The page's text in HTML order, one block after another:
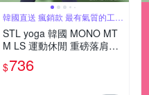
韓國直送 瘋銷款 最有氣質的工裝
運動服飾
STL yoga 韓國 MONO MT
M LS 運動休閒 重磅落肩長
版刷毛長袖 圓領棉質衛衣/
大學T 淡寶寶粉BabyPink
$736